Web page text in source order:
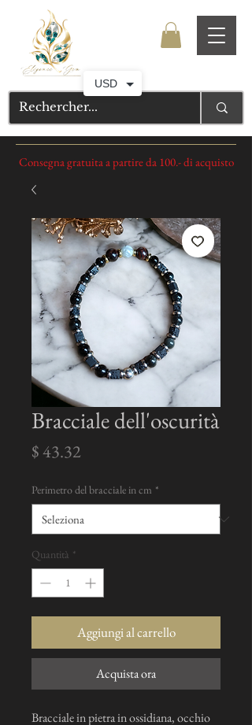
Consegna gratuita a partire da 100.- di acquisto
Bracciale dell'oscurità
$ 43.32
Perimetro del bracciale in cm *
Quantità *
Aggiungi al carrello
Acquista ora
Bracciale in pietra in ossidiana, occhio
USD